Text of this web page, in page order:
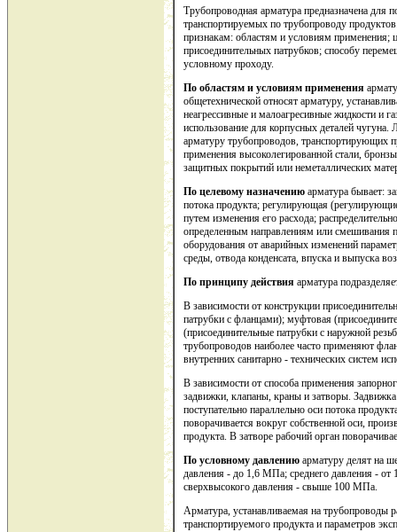
Трубопроводная арматура предназначена для
транспортируемых по трубопроводу
признакам: областям и условиям применения;
присоединительных патрубков; способу
условному проходу.
По областям и условиям применения
общетехнической относят арматуру,
неагрессивные и малоагресивные жидкости и
использование для корпусных деталей чугуна.
арматуру трубопроводов, транспортирующих
применения высоколегированной стали,
защитных покрытий или неметаллических
По целевому назначению арматура бывает:
потока продукта; регулирующая
путем изменения его расхода;
определенным направлениям или смешивания
оборудования от аварийных изменений
среды, отвода конденсата, впуска и выпуска
По принципу действия арматура
В зависимости от конструкции
патрубки с фланцами); муфтовая
(присоединительные патрубки с наружной
трубопроводов наиболее часто применяют
внутренних санитарно - технических систем
В зависимости от способа применения
задвижки, клапаны, краны и затворы.
поступательно параллельно оси потока
поворачивается вокруг собственной оси,
продукта. В затворе рабочий орган
По условному давлению арматуру делят на
давления - до 1,6 МПа; среднего давления -
сверхвысокого давления - свыше 100 МПа.
Арматура, устанавливаемая на трубопроводы
транспортируемого продукта и параметров